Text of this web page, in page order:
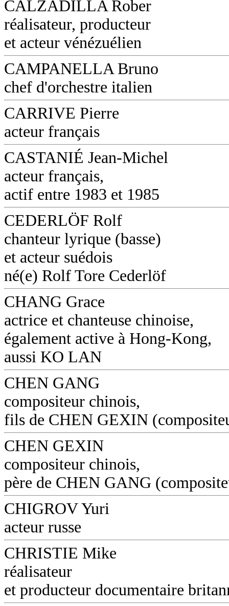
CALZADILLA Rober
réalisateur, producteur
et acteur vénézuélien
CAMPANELLA Bruno
chef d'orchestre italien
CARRIVE Pierre
acteur français
CASTANIÉ Jean-Michel
acteur français,
actif entre 1983 et 1985
CEDERLÖF Rolf
chanteur lyrique (basse)
et acteur suédois
né(e) Rolf Tore Cederlöf
CHANG Grace
actrice et chanteuse chinoise,
également active à Hong-Kong,
aussi KO LAN
CHEN GANG
compositeur chinois,
fils de CHEN GEXIN
CHEN GEXIN
compositeur chinois,
père de CHEN GANG
CHIGROV Yuri
acteur russe
CHRISTIE Mike
réalisateur
et producteur documentaire